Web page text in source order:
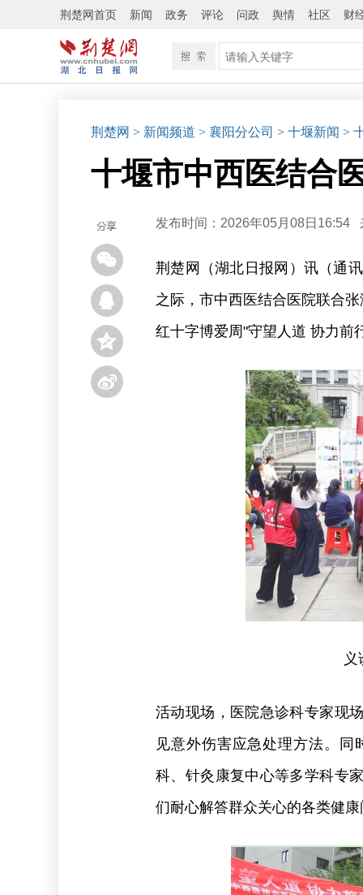
荆楚网首页 新闻 政务 评论 问政 舆情 社区 财
荆楚网 > 新闻频道 > 襄阳分公司 > 十堰新闻 >
十堰市中西医结合
发布时间：2026年05月08日16:54
荆楚网（湖北日报网）讯（通
之际，市中西医结合医院联合
红十字博爱周"守望人道 协力前
活动现场，医院急诊科专家现
见意外伤害应急处理方法。
科、针灸康复中心等多学科专
们耐心解答群众关心的各类健